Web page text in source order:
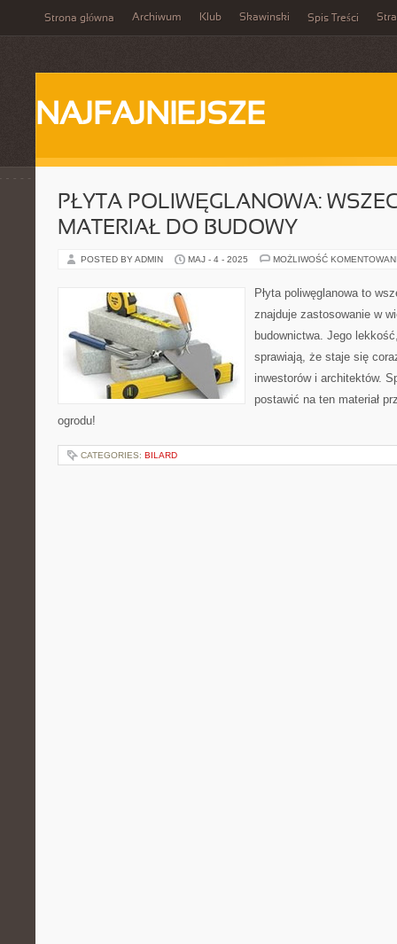
Strona główna Archiwum Klub Skawinski Spis Treści
NAJFAJNIEJSZE
PŁYTA POLIWĘGLANOWA:
MATERIAŁ DO BUDOWY
POSTED BY ADMIN MAJ - 4 - 2025 MOŻLIWOŚĆ
Płyta poliwęglanowa to
znajduje zastosowanie w
budownictwa. Jego
sprawiają, że staje się
inwestorów i architektów.
postawić na ten materiał
ogrodu!
CATEGORIES: BILARD